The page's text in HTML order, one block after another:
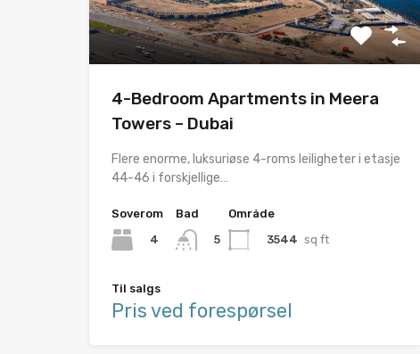
4-Bedroom Apartments in Meera
Towers – Dubai
Flere enorme, luksuriøse 4-roms leiligheter i etasje
44-46 i forskjellige…
Soverom
4
Bad
5
Område
3544 sq ft
Til salgs
Pris ved forespørsel